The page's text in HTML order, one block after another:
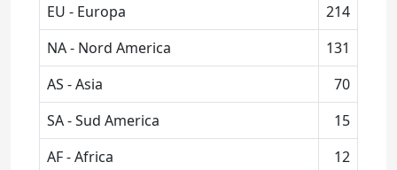
EU - Europa
214
NA - Nord America
131
AS - Asia
70
SA - Sud America
15
AF - Africa
12